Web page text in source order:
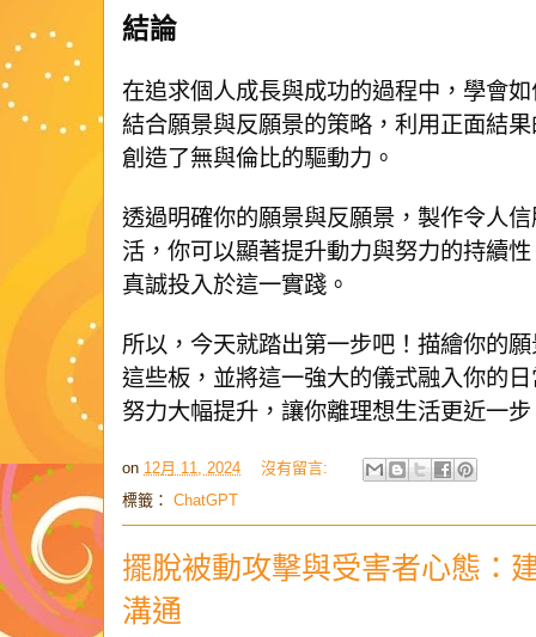
結論
在追求個人成長與成功的過程中，學會
結合願景與反願景的策略，利用正面結
創造了無與倫比的驅動力。
透過明確你的願景與反願景，製作令人
活，你可以顯著提升動力與努力的持續
真誠投入於這一實踐。
所以，今天就踏出第一步吧！描繪你的
這些板，並將這一強大的儀式融入你的
努力大幅提升，讓你離理想生活更近一步
on 12月 11, 2024
沒有留言:
標籤： ChatGPT
擺脫被動攻擊與受害者心態：
溝通